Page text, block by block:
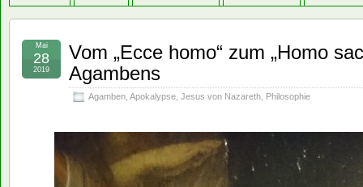
Vom „Ecce homo“ zum „Homo
Agambens
Agamben Apokalypse Jesus von Nazareth Philosophie
Mai
28
2019